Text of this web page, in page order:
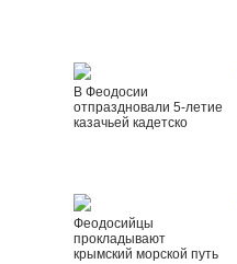
В Феодосии
отпраздновали 5-летие
казачьей кадетско
Феодосийцы
прокладывают
крымский морской путь